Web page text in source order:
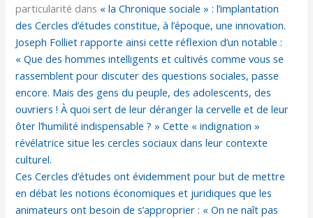
particularité dans « la Chronique sociale » : l’implantation
des Cercles d’études constitue, à l’époque, une innovation.
Joseph Folliet rapporte ainsi cette réflexion d’un notable :
« Que des hommes intelligents et cultivés comme vous se
rassemblent pour discuter des questions sociales, passe
encore. Mais des gens du peuple, des adolescents, des
ouvriers ! À quoi sert de leur déranger la cervelle et de leur
ôter l’humilité indispensable ? » Cette « indignation »
révélatrice situe les cercles sociaux dans leur contexte
culturel.
Ces Cercles d’études ont évidemment pour but de mettre
en débat les notions économiques et juridiques que les
animateurs ont besoin de s’approprier : « On ne naît pas